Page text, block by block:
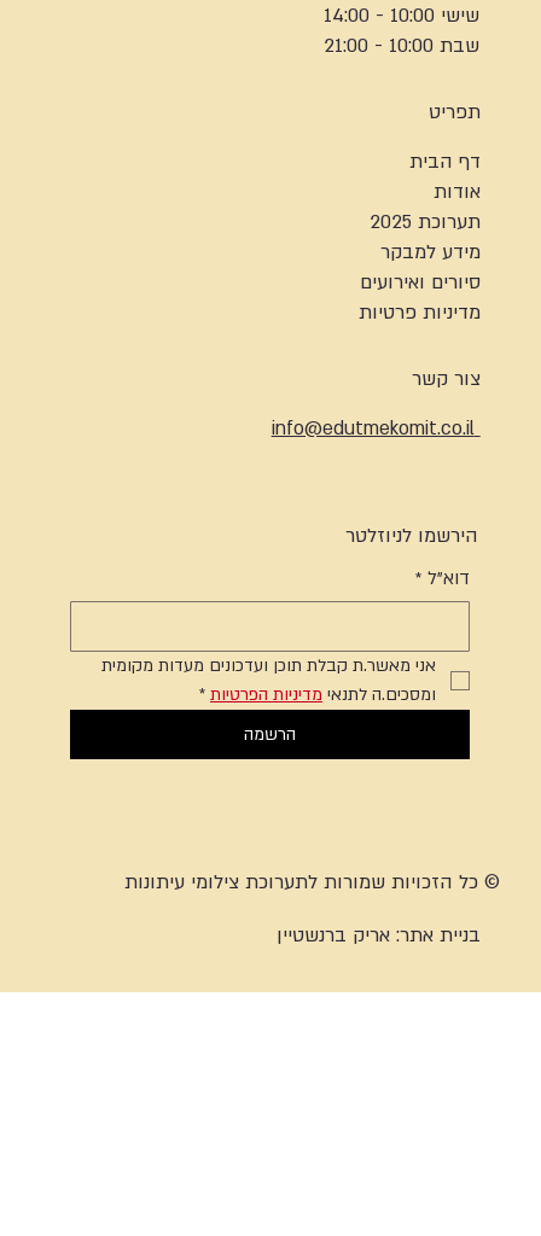
שישי 10:00 - 14:00
שבת 10:00 - 21:00
תפריט
דף הבית
אודות
תערוכת 2025
מידע למבקר
סיורים ואירועים
מדיניות פרטיות
צור קשר
info@edutmekomit.co.il
הירשמו לניוזלטר
דוא"ל *
אני מאשר.ת קבלת תוכן ועדכונים מעדות מקומית
ומסכים.ה לתנאי מדיניות הפרטיות *
הרשמה
© כל הזכויות שמורות לתערוכת צילומי עיתונות
בניית אתר:אריק ברנשטיין